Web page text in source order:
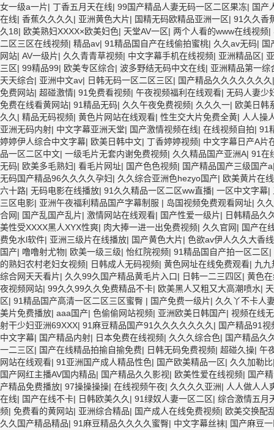
女一级a一片| 丁香五月天在线| 99国产精品人妻无码一区二区果冻| 国产
在线| 香蕉久久久久 | 亚洲黄色大片| 国精无码欧精品亚洲一区| 91久久香
久18| 欧美熟妇XXXX×欧美妇色| 天堂AV一区| 两个人看的www在线视频|
二区三区在线视频| 精品av| 91精品国自产在线偷拍蜜桃| 久久av无码| 国
网站| AV一级片| 久久青青草视频| 中文字幕手机在线视频| 亚洲精品区|
三区| 99精品99| 欧美专区综合| 波多野结无码中文在线| 亚洲精品第一综
天天综合| 亚洲中文av| 日韩无码一区二区三区| 国产精品久久久久久久久
免费网站| 超碰激情| 91免费看视频| 午夜视频福利在线观看| 无码人妻少
免费在线看黄网站| 91精品无码| 久久午夜免费视频| 久久久一| 欧美日韩
久久 | 精品无码视频| 黄色片网站在线观看| 性生交大片免费全黄| 人人操
亚洲无码内射| 中文字幕亚洲天堂| 国产激情视频在线| 在线视频自拍| 91
婷婷伊人综合中文字幕| 欧美日韩中文| 丁香婷婷视频| 中文字幕日产A片
品一区二区中文| 一级毛片无套内谢免费视频| 久久精品国产亚洲A| 91在
无码| 欧美多毛熟妇| 看毛片网址| 国产色色视频| 国产精品国产三级国产a
无码国产精品96久久久久孕妇| 久久综合亚洲色hezyo国产| 欧美黄片在
六十路| 无码电影在线播放| 91久久精品一区二区ww直播| 一区中文字幕|
三区电影| 亚洲午夜福利精品国产字幕制服 | 岛国视频免费观看网址| 久
合网| 国产乱国产乱片| 激情网站在线观看| 国产性爱一级片| 日韩精品久
美性受XXXX黑人XYX性爽| 肉大捧一进一出免费视频| 久久官网| 国产在
费免水l软件| 亚洲三级片在线播放| 国产黄色大片| 色欲av伊人久久大香
国产| 噜噜射尤物| 欧美一级三级| 怡红院视频| 91精品国自产拍一区二区|
的熟妇农村老妇女视频| 日韩成人无码视频| 黄色网址在线免费观看| 九九
综合网天天看片| 久久99久国产精品黄毛片入口| 日韩一二三四区| 黄色
夜视频网站| 99久久99久久免费精品不卡| 欧美黑人又粗又大高潮喷水|
区| 91精品国产高清一区二区三区蜜臀 | 国产免费一级片| 久久丫不卡人
美片免费播放| aaa国产| 色偷偷网站视频| 亚洲欧美日韩国产| 视频在线
射干少妇亚洲69XXX| 91麻豆精品国产91久久久久久久久 | 国产精品91视
中文字幕| 国产精品内射| 日本免费在线视频| 久久久综合色| 国产精品久
一二三区| 国产在线精品拍揄自揄免费| 日韩无码免费视频| 超碰久操| 午
网站在线观看| 91亚洲国产成人精品性色| 国产欧美精品一区| 久久加勒比
国产网红主播AV国内精品| 国产精品久久影视| 欧美性爱在线视频| 国产
产精品免费播放| 97操操操操| 在线视频午夜| 久久久久亚洲| 人人做人人
在线| 国产在线不卡| 日韩欧美久久 | 91绿奴人妻一区二区| 综合激情五月
频| 免费看的黄网站| 亚洲综合精品| 国产成人在线免费视频| 欧美交换配
久久国产精品精品| 91麻豆精品久久久久蜜臀| 中文字幕丝袜| 国产麻豆